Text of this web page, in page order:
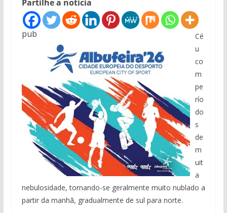
Partilhe a notícia
pub
Cé
u
co
m
pe
río
do
s
de
m
uit
a
nebulosidade, tornando-se geralmente muito nublado a
partir da manhã, gradualmente de sul para norte.